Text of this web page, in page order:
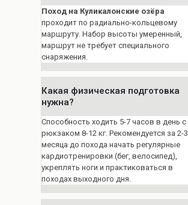
Поход на Куликалонские озёра
проходит по радиально-кольцевому
маршруту. Набор высоты умеренный,
маршрут не требует специального
снаряжения.
Какая физическая подготовка
нужна?
Способность ходить 5-7 часов в день с
рюкзаком 8-12 кг. Рекомендуется за 2-3
месяца до похода начать регулярные
кардиотренировки (бег, велосипед),
укреплять ноги и практиковаться в
походах выходного дня.